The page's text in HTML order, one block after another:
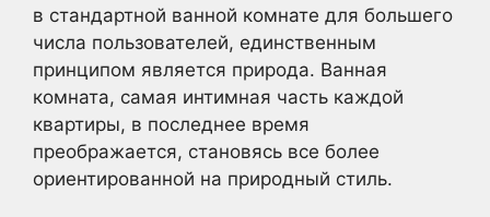
в стандартной ванной комнате для большего
числа пользователей, единственным
принципом является природа. Ванная
комната, самая интимная часть каждой
квартиры, в последнее время
преображается, становясь все более
ориентированной на природный стиль.